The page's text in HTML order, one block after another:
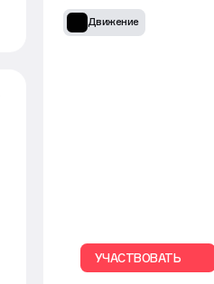
Движение
УЧАСТВОВАТЬ